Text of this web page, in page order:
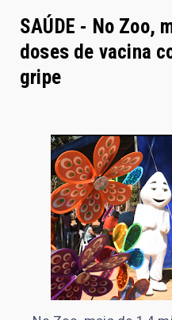
SAÚDE - No Zoo,
doses de vacina
gripe